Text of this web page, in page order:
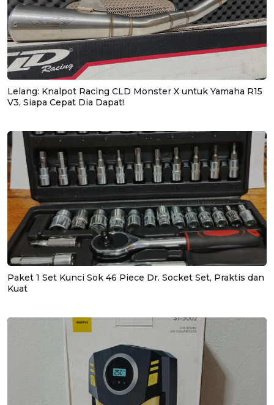
Lelang: Knalpot Racing CLD Monster X untuk Yamaha R15
V3, Siapa Cepat Dia Dapat!
Paket 1 Set Kunci Sok 46 Piece Dr. Socket Set, Praktis dan
Kuat